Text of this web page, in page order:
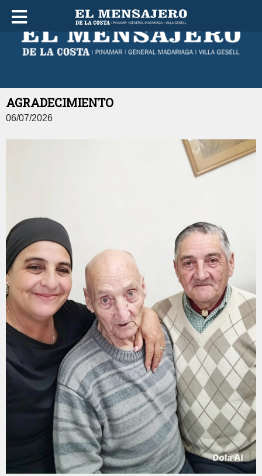
JUEVES 06 DE AGOSTO DE 2026
AGRADECIMIENTO
06/07/2026